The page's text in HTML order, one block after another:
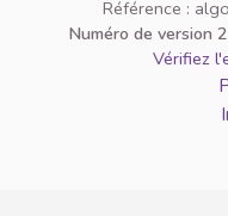
Référence :
Numéro de version 2
Vérifiez